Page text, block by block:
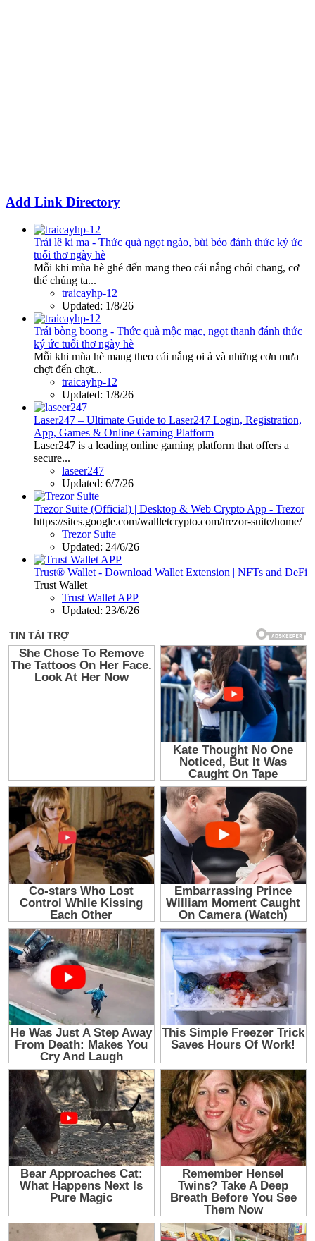
Add Link Directory
Trái lê ki ma - Thức quà ngọt ngào, bùi béo đánh thức ký ức
tuổi thơ ngày hè
Mỗi khi mùa hè ghé đến mang theo cái nắng chói chang, cơ
thể chúng ta...
traicayhp-12
Updated: 1/8/26
Trái bòng boong - Thức quà mộc mạc, ngọt thanh đánh thức
ký ức tuổi thơ ngày hè
Mỗi khi mùa hè mang theo cái nắng oi ả và những cơn mưa
chợt đến chợt...
traicayhp-12
Updated: 1/8/26
Laser247 – Ultimate Guide to Laser247 Login, Registration,
App, Games & Online Gaming Platform
Laser247 is a leading online gaming platform that offers a
secure...
laseer247
Updated: 6/7/26
Trezor Suite (Official) | Desktop & Web Crypto App - Trezor
https://sites.google.com/wallletcrypto.com/trezor-suite/home/
Trezor Suite
Updated: 24/6/26
Trust® Wallet - Download Wallet Extension | NFTs and DeFi
Trust Wallet
Trust Wallet APP
Updated: 23/6/26